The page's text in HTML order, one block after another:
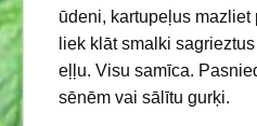
ūdeni, kartupeļus
liek klāt smalki
eļļu. Visu samīca.
sēnēm vai sālītu gurķi.